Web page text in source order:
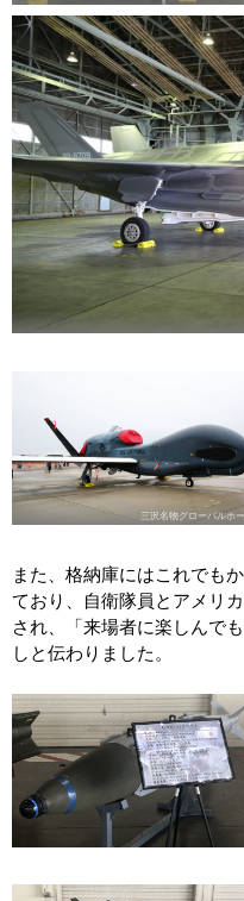
三沢名物グローバルホ
また、格納庫にはこれでも
ており、自衛隊員とアメリ
され、「来場者に楽しんで
しと伝わりました。